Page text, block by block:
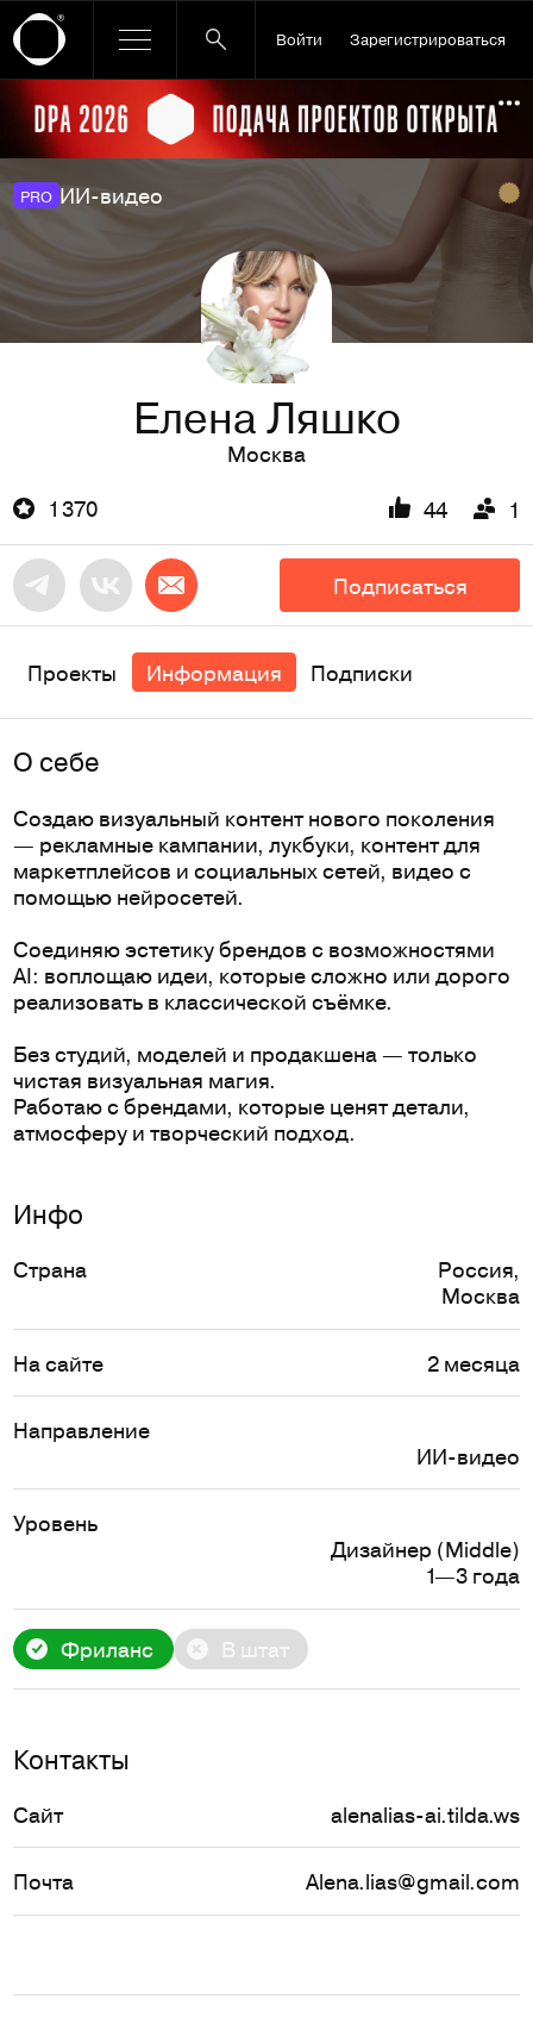
Войти Зарегистрироваться
Ссылка баннера
PRO ИИ-видео
Елена Ляшко
Москва
1 370
44 1
Подписаться
Проекты Информация Подписки
Инфо
Страна Россия,
Москва
На сайте 2 месяца
Направление
ИИ-видео
Уровень
Дизайнер (Middle)
1—3 года
Фриланс В штат
Контакты
Сайт alenalias-ai.tilda.ws
Почта Alena.lias@gmail.com
O себе
Создаю визуальный контент нового поколения
— рекламные кампании, лукбуки, контент для
маркетплейсов и социальных сетей, видео с
помощью нейросетей.
Соединяю эстетику брендов с возможностями
AI: воплощаю идеи, которые сложно или дорого
реализовать в классической съёмке.
Без студий, моделей и продакшена — только
чистая визуальная магия.
Работаю с брендами, которые ценят детали,
атмосферу и творческий подход.